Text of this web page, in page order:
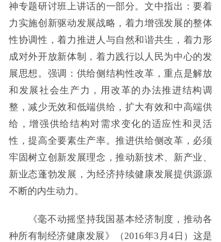
神专题研讨班上讲话的一部分。文中指出：要着
力实施创新驱动发展战略，着力增强发展的整体
性协调性，着力推进人与自然和谐共生，着力形
成对外开放新体制，着力践行以人民为中心的发
展思想。强调：供给侧结构性改革，重点是解放
和发展社会生产力，用改革的办法推进结构调
整，减少无效和低端供给，扩大有效和中高端供
给，增强供给结构对需求变化的适应性和灵活
性，提高全要素生产率。推进供给侧改革，必须
牢固树立创新发展理念，推动新技术、新产业、
新业态蓬勃发展，为经济持续健康发展提供源源
不断的内生动力。
《毫不动摇坚持我国基本经济制度，推动各
种所有制经济健康发展》（2016年3月4日）这是